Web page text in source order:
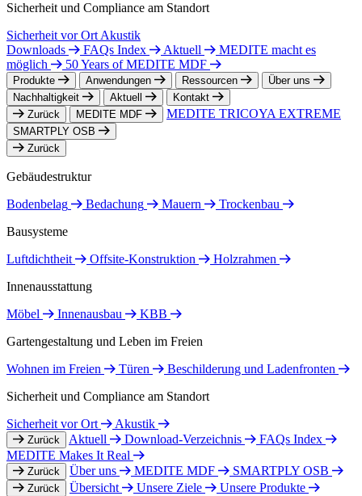
Sicherheit und Compliance am Standort
Sicherheit vor Ort Akustik
Downloads
FAQs Index Aktuell
MEDITE macht es
möglich
50 Years of MEDITE MDF
Produkte Anwendungen Ressourcen
Über uns
Nachhaltigkeit
Aktuell
Kontakt
Zurück
MEDITE MDF MEDITE TRICOYA EXTREME
SMARTPLY OSB
Zurück
Gebäudestruktur
Bodenbelag
Bedachung Mauern
Trockenbau
Bausysteme
Luftdichtheit
Offsite-Konstruktion
Holzrahmen
Innenausstattung
Möbel
Innenausbau
KBB
Gartengestaltung und Leben im Freien
Wohnen im Freien
Türen
Beschilderung und Ladenfronten
Sicherheit und Compliance am Standort
Sicherheit vor Ort
Akustik
Zurück Aktuell Download-Verzeichnis
FAQs Index
MEDITE Makes It Real
Zurück Über uns MEDITE MDF SMARTPLY OSB
Zurück Übersicht Unsere Ziele
Unsere Produkte